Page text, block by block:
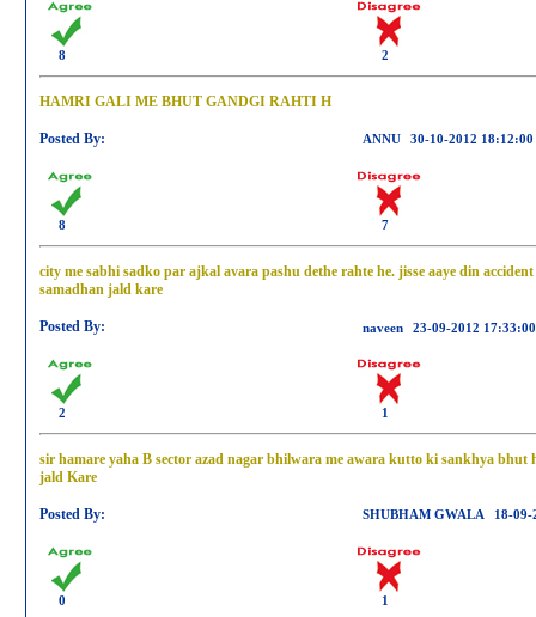
8 2
HAMRI GALI ME BHUT GANDGI RAHTI H
Posted By: ANNU 30-10-2012 18:12:00
8 7
city me sabhi sadko par ajkal avara pashu dethe rahte he. jisse aaye din
samadhan jald kare
Posted By: naveen 23-09-2012 17:33:00
2 1
sir hamare yaha B sector azad nagar bhilwara me awara kutto ki sankhya
jald Kare
Posted By: SHUBHAM GWALA 18-09-
0 1